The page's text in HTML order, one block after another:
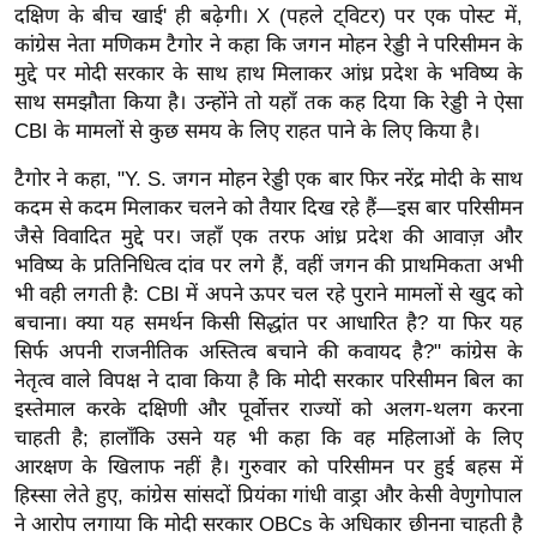
र्ल्ड
न्यू
ज
ब्री
म
नो
रं
ज
न
ज
ग
त
बॉ
ली
वु
दक्षिण के बीच खाई' ही बढ़ेगी। X (पहले ट्विटर) पर एक पोस्ट में,
कांग्रेस नेता मणिकम टैगोर ने कहा कि जगन मोहन रेड्डी ने परिसीमन के
मुद्दे पर मोदी सरकार के साथ हाथ मिलाकर आंध्र प्रदेश के भविष्य के
साथ समझौता किया है। उन्होंने तो यहाँ तक कह दिया कि रेड्डी ने ऐसा
CBI के मामलों से कुछ समय के लिए राहत पाने के लिए किया है।
टैगोर ने कहा, "Y. S. जगन मोहन रेड्डी एक बार फिर नरेंद्र मोदी के साथ
कदम से कदम मिलाकर चलने को तैयार दिख रहे हैं—इस बार परिसीमन
जैसे विवादित मुद्दे पर। जहाँ एक तरफ आंध्र प्रदेश की आवाज़ और
भविष्य के प्रतिनिधित्व दांव पर लगे हैं, वहीं जगन की प्राथमिकता अभी
भी वही लगती है: CBI में अपने ऊपर चल रहे पुराने मामलों से खुद को
बचाना। क्या यह समर्थन किसी सिद्धांत पर आधारित है? या फिर यह
सिर्फ अपनी राजनीतिक अस्तित्व बचाने की कवायद है?" कांग्रेस के
नेतृत्व वाले विपक्ष ने दावा किया है कि मोदी सरकार परिसीमन बिल का
इस्तेमाल करके दक्षिणी और पूर्वोत्तर राज्यों को अलग-थलग करना
चाहती है; हालाँकि उसने यह भी कहा कि वह महिलाओं के लिए
आरक्षण के खिलाफ नहीं है। गुरुवार को परिसीमन पर हुई बहस में
हिस्सा लेते हुए, कांग्रेस सांसदों प्रियंका गांधी वाड्रा और केसी वेणुगोपाल
ने आरोप लगाया कि मोदी सरकार OBCs के अधिकार छीनना चाहती है